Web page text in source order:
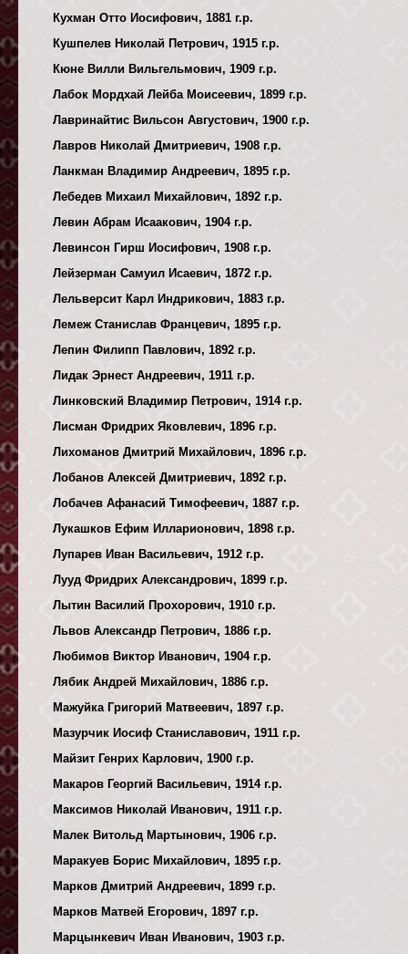
Кухман Отто Иосифович, 1881 г.р.
Кушпелев Николай Петрович, 1915 г.р.
Кюне Вилли Вильгельмович, 1909 г.р.
Лабок Мордхай Лейба Моисеевич, 1899 г.р.
Лавринайтис Вильсон Августович, 1900 г.р.
Лавров Николай Дмитриевич, 1908 г.р.
Ланкман Владимир Андреевич, 1895 г.р.
Лебедев Михаил Михайлович, 1892 г.р.
Левин Абрам Исаакович, 1904 г.р.
Левинсон Гирш Иосифович, 1908 г.р.
Лейзерман Самуил Исаевич, 1872 г.р.
Лельверсит Карл Индрикович, 1883 г.р.
Лемеж Станислав Францевич, 1895 г.р.
Лепин Филипп Павлович, 1892 г.р.
Лидак Эрнест Андреевич, 1911 г.р.
Линковский Владимир Петрович, 1914 г.р.
Лисман Фридрих Яковлевич, 1896 г.р.
Лихоманов Дмитрий Михайлович, 1896 г.р.
Лобанов Алексей Дмитриевич, 1892 г.р.
Лобачев Афанасий Тимофеевич, 1887 г.р.
Лукашков Ефим Илларионович, 1898 г.р.
Лупарев Иван Васильевич, 1912 г.р.
Лууд Фридрих Александрович, 1899 г.р.
Лытин Василий Прохорович, 1910 г.р.
Львов Александр Петрович, 1886 г.р.
Любимов Виктор Иванович, 1904 г.р.
Лябик Андрей Михайлович, 1886 г.р.
Мажуйка Григорий Матвеевич, 1897 г.р.
Мазурчик Иосиф Станиславович, 1911 г.р.
Майзит Генрих Карлович, 1900 г.р.
Макаров Георгий Васильевич, 1914 г.р.
Максимов Николай Иванович, 1911 г.р.
Малек Витольд Мартынович, 1906 г.р.
Маракуев Борис Михайлович, 1895 г.р.
Марков Дмитрий Андреевич, 1899 г.р.
Марков Матвей Егорович, 1897 г.р.
Марцынкевич Иван Иванович, 1903 г.р.